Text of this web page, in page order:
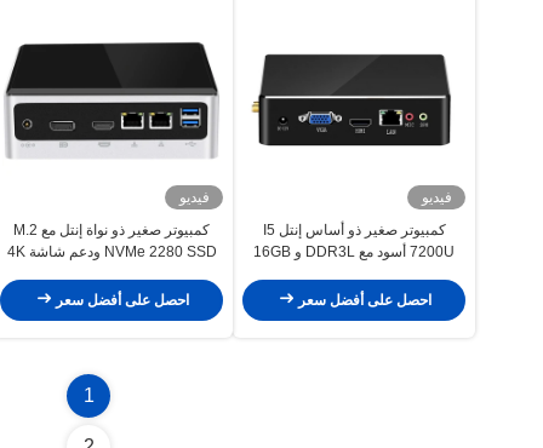
فيديو
كمبيوتر صغير ذو أساس إنتل I5
7200U أسود مع DDR3L و 16GB
واحدة للمكتب
احصل على أفضل سعر
فيديو
كمبيوتر صغير ذو نواة إنتل مع M.2
NVMe 2280 SSD ودعم شاشة 4K
احصل على أفضل سعر
1